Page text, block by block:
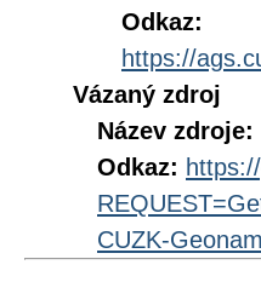
Odkaz:
https://
Vázaný zdroj
Název zdroje:
Odkaz:
CUZK-